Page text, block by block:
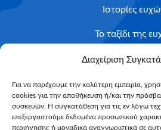
Διαχείριση
Για να παρέχουμε την καλύτερη εμπειρία,
cookies για την αποθήκευση ή/και την
συσκευών. Η συγκατάθεση για τις εν λόγω
επεξεργαστούμε δεδομένα προσωπικού
περιήγησης ή μοναδικά αναγνωριστικά σε
Ιστορίες
Το ταξίδι της
Κριτήρια
Υποβολή
Email*